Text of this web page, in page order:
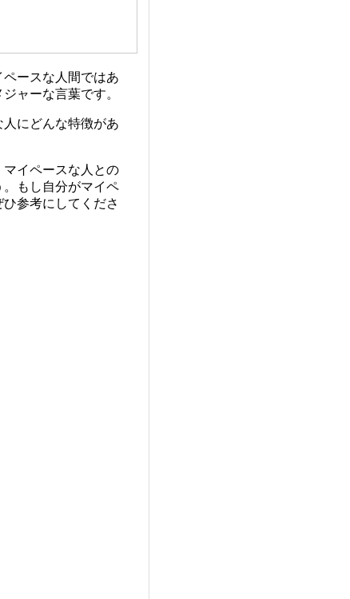
ースな人間ではあ
ャーな言葉です。
にどんな特徴があ
イペースな人との
もし自分がマイペ
参考にしてくださ